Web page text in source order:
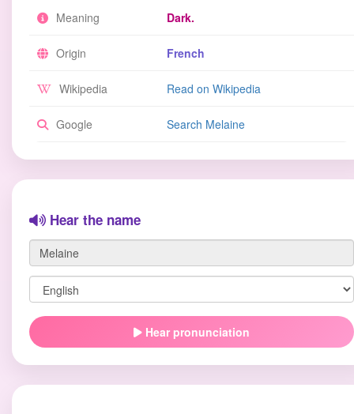
Meaning Dark.
Origin French
Wikipedia Read on Wikipedia
Google Search Melaine
Hear the name
Hear pronunciation